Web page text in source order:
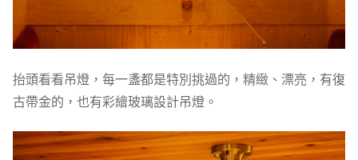
抬頭看看吊燈，每一盞都是特別挑過的，精緻、漂亮，有復
古帶金的，也有彩繪玻璃設計吊燈。